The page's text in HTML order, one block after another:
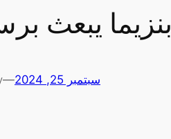
بنزيما يبعث
سبتمبر 25, 2024 —